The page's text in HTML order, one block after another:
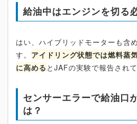
給油中はエンジンを切る
はい、ハイブリッドモーターも含
す。 アイドリング状態では燃料蒸
に高める とJAFの実験で報告されて
センサーエラーで給油口
は？